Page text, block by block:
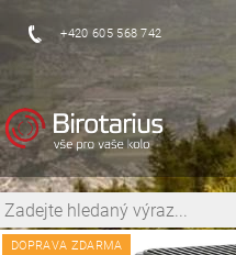
+420 605 568 742
DOPRAVA ZDARMA